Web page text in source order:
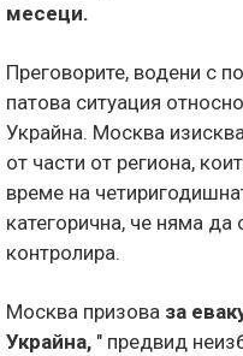
месеци.
Преговорите, водени с
патова ситуация
Украйна. Москва
от части от региона,
време на
категорична, че няма да
контролира.
Москва призова за
Украйна, " предвид